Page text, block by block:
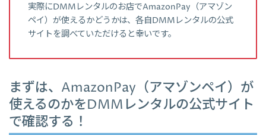
実際にDMMレンタルのお店でAmazonPay（アマゾン
ペイ）が使えるかどうかは、各自DMMレンタルの公式
サイトを調べていただけると幸いです。
まずは、AmazonPay（アマゾンペイ）が
使えるのかをDMMレンタルの公式サイト
で確認する！